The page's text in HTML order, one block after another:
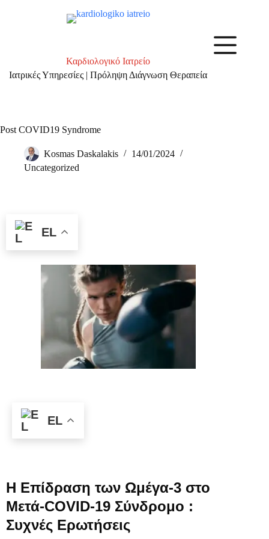
Καρδιολογικό Ιατρείο
Ιατρικές Υπηρεσίες | Πρόληψη Διάγνωση Θεραπεία
Post COVID19 Syndrome
Kosmas Daskalakis
14/01/2024
Uncategorized
EL
EL
Η Επίδραση των Ωμέγα-3 στο
Μετά-COVID-19 Σύνδρομο :
Συχνές Ερωτήσεις